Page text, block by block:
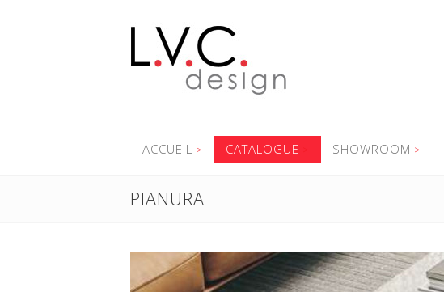
ACCUEIL CATALOGUE SHOWROOM
PIANURA